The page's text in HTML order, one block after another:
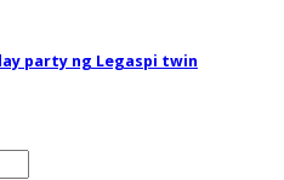
party ng Legaspi twin